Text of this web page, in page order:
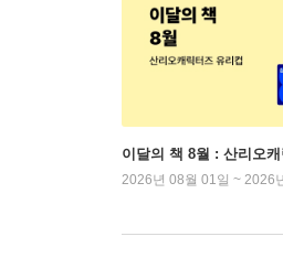
이달의 책 8월 : 산리오
2026년 08월 01일 ~ 2026